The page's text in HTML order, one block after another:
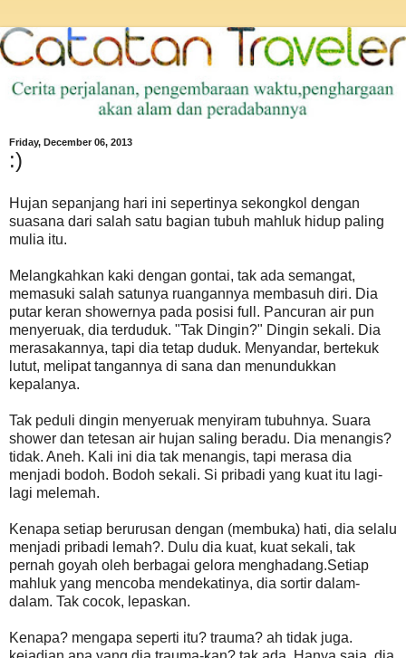
Friday, December 06, 2013
:)
Hujan sepanjang hari ini sepertinya sekongkol dengan
suasana dari salah satu bagian tubuh mahluk hidup paling
mulia itu.
Melangkahkan kaki dengan gontai, tak ada semangat,
memasuki salah satunya ruangannya membasuh diri. Dia
putar keran showernya pada posisi full. Pancuran air pun
menyeruak, dia terduduk. "Tak Dingin?" Dingin sekali. Dia
merasakannya, tapi dia tetap duduk. Menyandar, bertekuk
lutut, melipat tangannya di sana dan menundukkan
kepalanya.
Tak peduli dingin menyeruak menyiram tubuhnya. Suara
shower dan tetesan air hujan saling beradu. Dia menangis?
tidak. Aneh. Kali ini dia tak menangis, tapi merasa dia
menjadi bodoh. Bodoh sekali. Si pribadi yang kuat itu lagi-
lagi melemah.
Kenapa setiap berurusan dengan (membuka) hati, dia selalu
menjadi pribadi lemah?. Dulu dia kuat, kuat sekali, tak
pernah goyah oleh berbagai gelora menghadang.Setiap
mahluk yang mencoba mendekatinya, dia sortir dalam-
dalam. Tak cocok, lepaskan.
Kenapa? mengapa seperti itu? trauma? ah tidak juga.